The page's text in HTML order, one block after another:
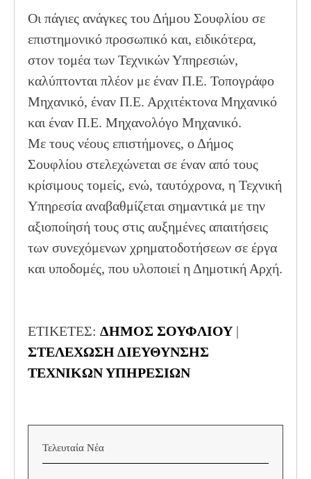
Οι πάγιες ανάγκες του Δήμου Σουφλίου σε
επιστημονικό προσωπικό και, ειδικότερα,
στον τομέα των Τεχνικών Υπηρεσιών,
καλύπτονται πλέον με έναν Π.Ε. Τοπογράφο
Μηχανικό, έναν Π.Ε. Αρχιτέκτονα Μηχανικό
και έναν Π.Ε. Μηχανολόγο Μηχανικό.
Με τους νέους επιστήμονες, ο Δήμος
Σουφλίου στελεχώνεται σε έναν από τους
κρίσιμους τομείς, ενώ, ταυτόχρονα, η Τεχνική
Υπηρεσία αναβαθμίζεται σημαντικά με την
αξιοποίησή τους στις αυξημένες απαιτήσεις
των συνεχόμενων χρηματοδοτήσεων σε έργα
και υποδομές, που υλοποιεί η Δημοτική Αρχή.
ΕΤΙΚΕΤΕΣ: ΔΗΜΟΣ ΣΟΥΦΛΙΟΥ |
ΣΤΕΛΕΧΩΣΗ ΔΙΕΥΘΥΝΣΗΣ
ΤΕΧΝΙΚΩΝ ΥΠΗΡΕΣΙΩΝ
Τελευταία Νέα